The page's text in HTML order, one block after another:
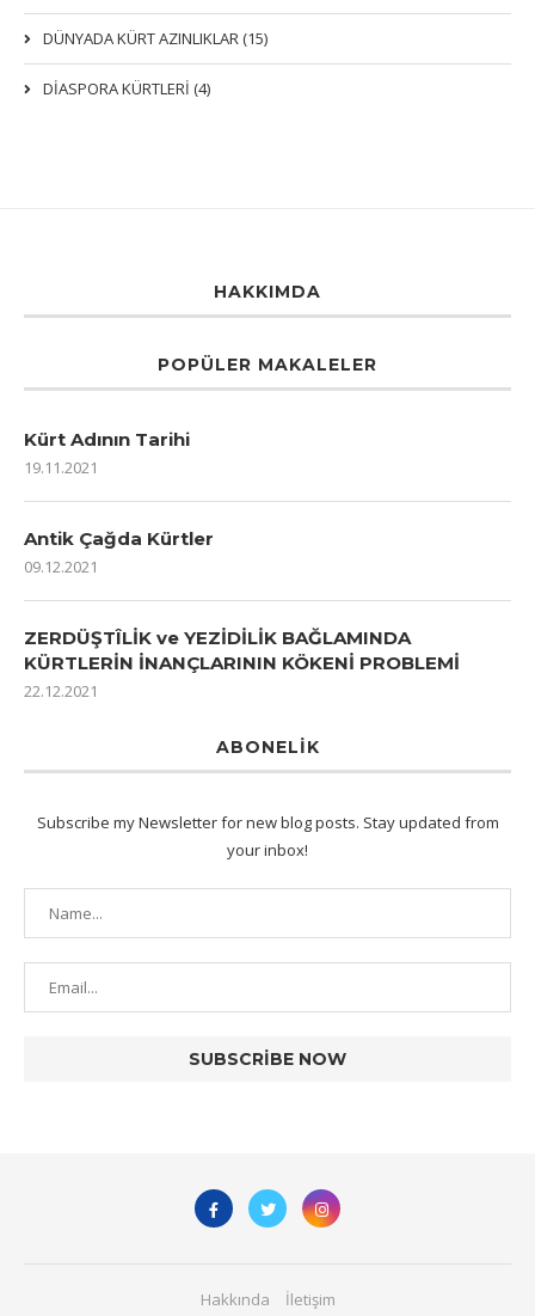
DÜNYADA KÜRT AZINLIKLAR (15)
DİASPORA KÜRTLERİ (4)
HAKKIMDA
POPÜLER MAKALELER
Kürt Adının Tarihi
19.11.2021
Antik Çağda Kürtler
09.12.2021
ZERDÜŞTÎLİK ve YEZİDİLİK BAĞLAMINDA
KÜRTLERİN İNANÇLARININ KÖKENİ PROBLEMİ
22.12.2021
ABONELIK
Subscribe my Newsletter for new blog posts. Stay updated from
your inbox!
Hakkında İletişim